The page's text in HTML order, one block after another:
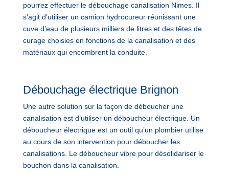
pourrez effectuer le débouchage canalisation Nimes. Il
s’agit d’utiliser un camion hydrocureur réunissant une
cuve d’eau de plusieurs milliers de litres et des têtes de
curage choisies en fonctions de la canalisation et des
matériaux qui encombrent la conduite.
Débouchage électrique Brignon
Une autre solution sur la façon de déboucher une
canalisation est d’utiliser un déboucheur électrique. Un
déboucheur électrique est un outil qu’un plombier utilise
au cours de son intervention pour déboucher les
canalisations. Le déboucheur vibre pour désolidariser le
bouchon dans la canalisation.